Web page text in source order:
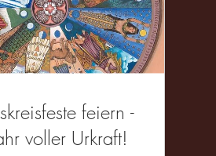
feiern -
voller Urkraft!